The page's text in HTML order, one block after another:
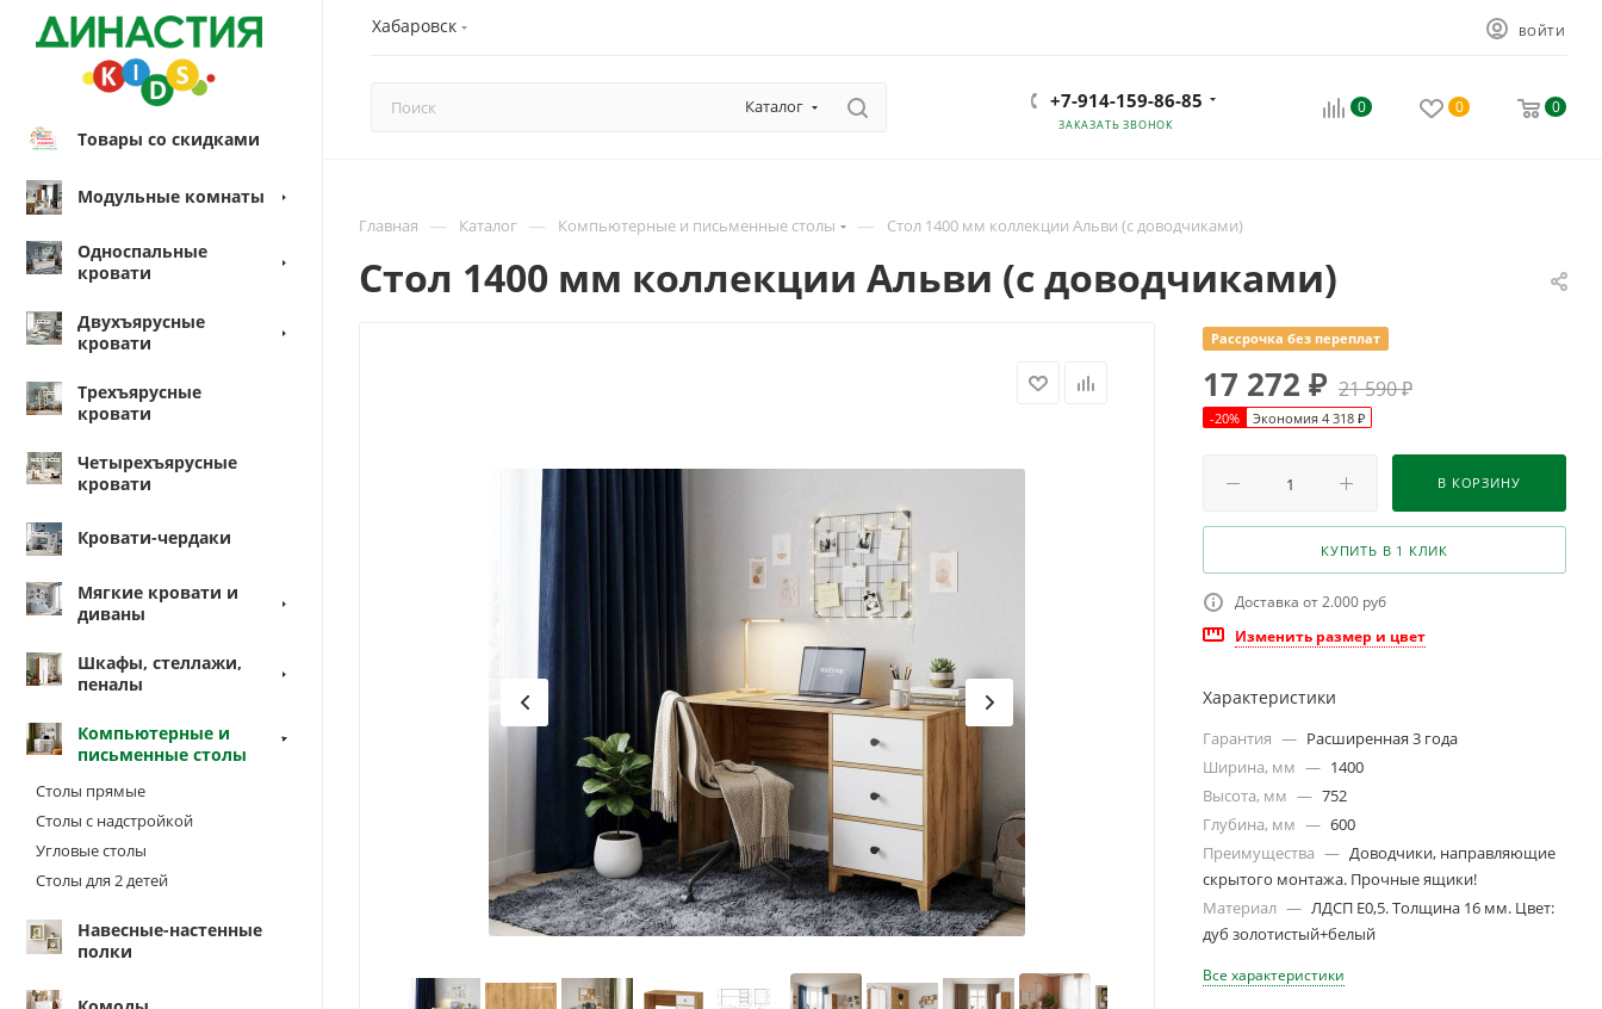
Хабаровск ВОЙТИ
Каталог +7-914-159-86-85
ЗАКАЗАТЬ ЗВОНОК
0 0 0
Товары со скидками
Модульные комнаты
Односпальные
кровати
Двухъярусные
кровати
Трехъярусные
кровати
Четырехъярусные
кровати
Кровати-чердаки
Мягкие кровати и
диваны
Шкафы, стеллажи,
пеналы
Компьютерные и
письменные столы
Столы прямые
Столы с надстройкой
Угловые столы
Столы для 2 детей
Навесные-настенные
полки
Главная — Каталог — Компьютерные и письменные столы — Стол 1400 мм коллекции Альви (с доводчиками)
Стол 1400 мм коллекции Альви (с доводчиками)
Рассрочка без переплат
17 272 ₽ 21 590₽
-20% Экономия 4 318 ₽
В КОРЗИНУ
КУПИТЬ В 1 КЛИК
Доставка от 2.000 руб
Изменить размер и цвет
Характеристики
Гарантия — Расширенная 3 года
Ширина, мм — 1400
Высота, мм — 752
Глубина, мм — 600
Преимущества — Доводчики, направляющие
скрытого монтажа. Прочные ящики!
Материал — ЛДСП Е0,5. Толщина 16 мм. Цвет:
дуб золотистый+белый
Все характеристики